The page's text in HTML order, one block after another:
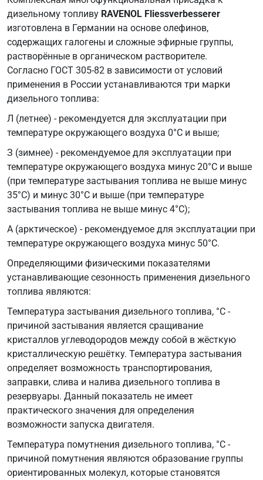
дизельному топливу RAVENOL Fliessverbesserer
изготовлена в Германии на основе олефинов,
содержащих галогены и сложные эфирные группы,
растворённые в органическом растворителе.
Согласно ГОСТ 305-82 в зависимости от условий
применения в России устанавливаются три марки
дизельного топлива:
Л (летнее) - рекомендуется для эксплуатации при
температуре окружающего воздуха 0°C и выше;
З (зимнее) - рекомендуемое для эксплуатации при
температуре окружающего воздуха минус 20°C и выше
(при температуре застывания топлива не выше минус
35°C) и минус 30°C и выше (при температуре
застывания топлива не выше минус 4°C);
A (арктическое) - рекомендуемое для эксплуатации при
температуре окружающего воздуха минус 50°C.
Определяющими физическими показателями
устанавливающие сезонность применения дизельного
топлива являются:
Температура застывания дизельного топлива, °C -
причиной застывания является сращивание
кристаллов углеводородов между собой в жёсткую
кристаллическую решётку. Температура застывания
определяет возможность транспортирования,
заправки, слива и налива дизельного топлива в
резервуары. Данный показатель не имеет
практического значения для определения
возможности запуска двигателя.
Температура помутнения дизельного топлива, °C -
причиной помутнения являются образование группы
ориентированных молекул, которые становятся